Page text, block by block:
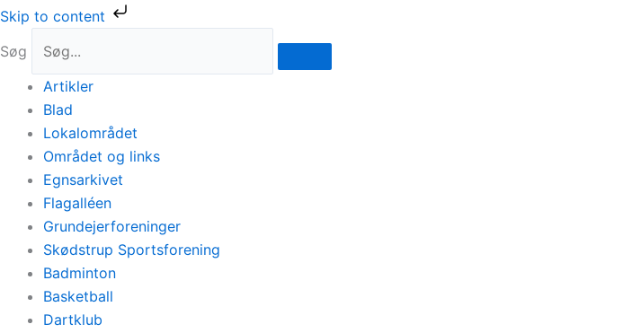
Skip to content
Gå
indholdet
Søg
Artikler
Blad
Lokalområdet
Området og links
Egnsarkivet
Flagalléen
Grundejerforeninger
Skødstrup Sportsforening
Badminton
Basketball
Dartklub